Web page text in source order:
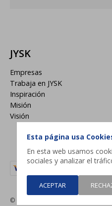
Esta página usa
En esta web usamos
sociales y analizar el
ACEPTAR
JYSK
Empresas
Trabaja en JYSK
Inspiración
Misión
Visión
© Copyright 2026 / JYSK